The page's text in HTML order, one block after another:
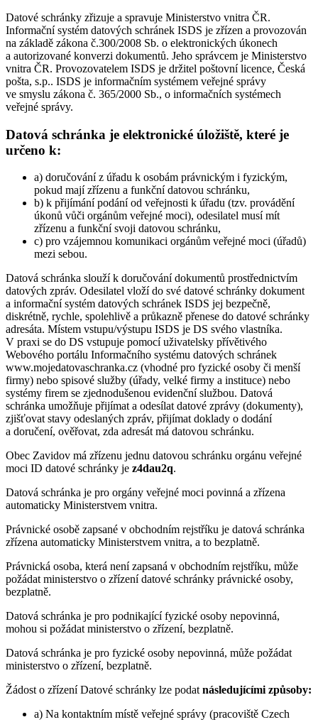
Datové schránky zřizuje a spravuje Ministerstvo vnitra ČR.
Informační systém datových schránek ISDS je zřízen a provozován
na základě zákona č.300/2008 Sb. o elektronických úkonech
a autorizované konverzi dokumentů. Jeho správcem je Ministerstvo
vnitra ČR. Provozovatelem ISDS je držitel poštovní licence, Česká
pošta, s.p.. ISDS je informačním systémem veřejné správy
ve smyslu zákona č. 365/2000 Sb., o informačních systémech
veřejné správy.
Datová schránka je elektronické úložiště, které je
určeno k:
a) doručování z úřadu k osobám právnickým i fyzickým,
pokud mají zřízenu a funkční datovou schránku,
b) k přijímání podání od veřejnosti k úřadu (tzv. provádění
úkonů vůči orgánům veřejné moci), odesilatel musí mít
zřízenu a funkční svoji datovou schránku,
c) pro vzájemnou komunikaci orgánům veřejné moci (úřadů)
mezi sebou.
Datová schránka slouží k doručování dokumentů prostřednictvím
datových zpráv. Odesilatel vloží do své datové schránky dokument
a informační systém datových schránek ISDS jej bezpečně,
diskrétně, rychle, spolehlivě a průkazně přenese do datové schránky
adresáta. Místem vstupu/výstupu ISDS je DS svého vlastníka.
V praxi se do DS vstupuje pomocí uživatelsky přívětivého
Webového portálu Informačního systému datových schránek
www.mojedatovaschranka.cz (vhodné pro fyzické osoby či menší
firmy) nebo spisové služby (úřady, velké firmy a instituce) nebo
systémy firem se zjednodušenou evidenční službou. Datová
schránka umožňuje přijímat a odesílat datové zprávy (dokumenty),
zjišťovat stavy odeslaných zpráv, přijímat doklady o dodání
a doručení, ověřovat, zda adresát má datovou schránku.
Obec Zavidov má zřízenu jednu datovou schránku orgánu veřejné
moci ID datové schránky je z4dau2q.
Datová schránka je pro orgány veřejné moci povinná a zřízena
automaticky Ministerstvem vnitra.
Právnické osobě zapsané v obchodním rejstříku je datová schránka
zřízena automaticky Ministerstvem vnitra, a to bezplatně.
Právnická osoba, která není zapsaná v obchodním rejstříku, může
požádat ministerstvo o zřízení datové schránky právnické osoby,
bezplatně.
Datová schránka je pro podnikající fyzické osoby nepovinná,
mohou si požádat ministerstvo o zřízení, bezplatně.
Datová schránka je pro fyzické osoby nepovinná, může požádat
ministerstvo o zřízení, bezplatně.
Žádost o zřízení Datové schránky lze podat následujícími způsoby:
a) Na kontaktním místě veřejné správy (pracoviště Czech